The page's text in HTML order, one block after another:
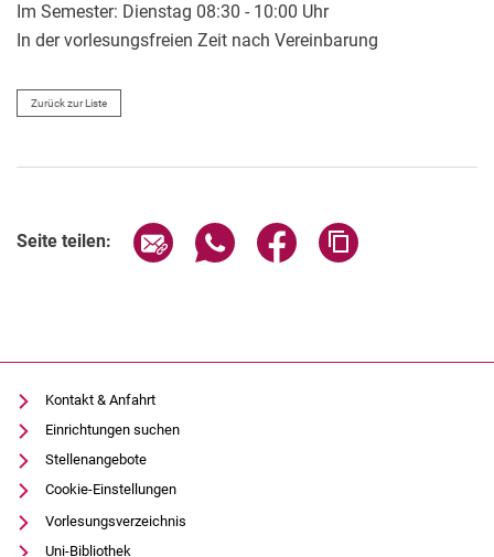
Im Semester: Dienstag 08:30 - 10:00 Uhr
In der vorlesungsfreien Zeit nach Vereinbarung
Zurück zur Liste
Seite teilen: Seite über E-Mail teilen
Seite über WhatsApp teilen
Seite über Facebook
Kontakt & Anfahrt
Einrichtungen suchen
Stellenangebote
Cookie-Einstellungen
Vorlesungsverzeichnis
Uni-Bibliothek